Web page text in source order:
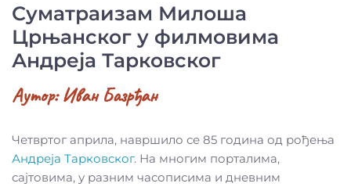
Суматраизам Милоша
Црњанског у филмовима
Андреја Тарковског
Аутор:Иван Базрђан
Четвртог априла, навршило се 85 година од рођења
Андреја Тарковског. На многим порталима,
сајтовима, у разним часописима и дневним